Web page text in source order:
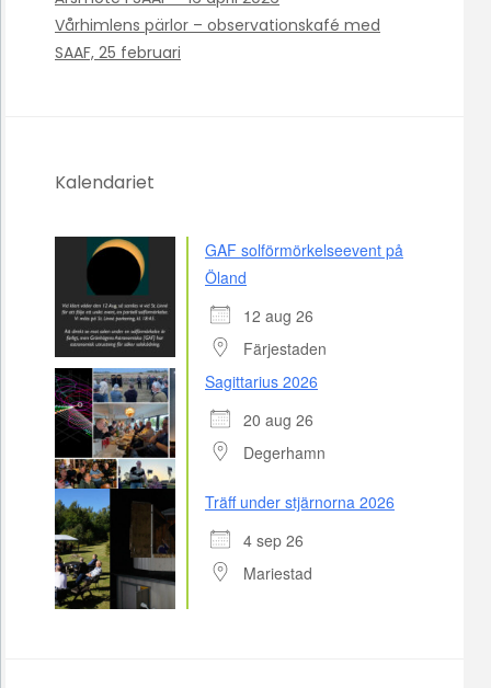
Vårhimlens pärlor – observationskafé med
SAAF, 25 februari
Kalendariet
GAF solförmörkelseevent på
Öland
12 aug 26
Färjestaden
Sagittarius 2026
20 aug 26
Degerhamn
Träff under stjärnorna 2026
4 sep 26
Mariestad